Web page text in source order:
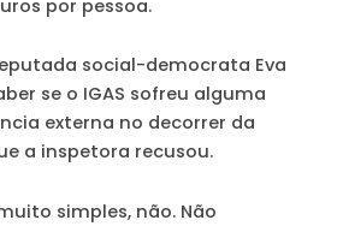
por pessoa.
social-democrata Eva
se o IGAS sofreu alguma
externa no decorrer da
a inspetora recusou.
simples, não. Não